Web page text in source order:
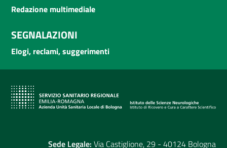
Redazione multimediale
SEGNALAZIONI
Elogi, reclami, suggerimenti
Sede Legale: Via Castiglione, 29 - 40124 Bologna